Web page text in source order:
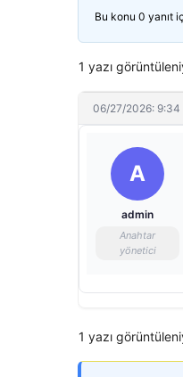
Bu konu 0 yanıt
1 yazı
06/27/2026: 9:34
A
admin
Anahtar
yönetici
1 yazı